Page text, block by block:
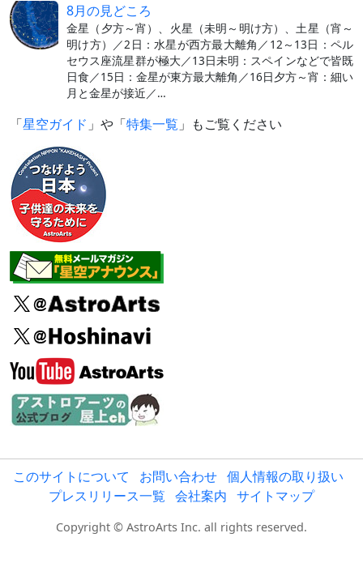
8月の見どころ
金星（夕方～宵）、火星（未明～明け方）、土星（宵～
明け方）／2日：水星が西方最大離角／12～13日：ペル
セウス座流星群が極大／13日未明：スペインなどで皆既
日食／15日：金星が東方最大離角／16日夕方～宵：細い
月と金星が接近／…
「星空ガイド 」や「特集一覧 」もご覧ください
このサイトについて お問い合わせ 個人情報の取り扱い
プレスリリース一覧 会社案内 サイトマップ
Copyright © AstroArts Inc. all rights reserved.